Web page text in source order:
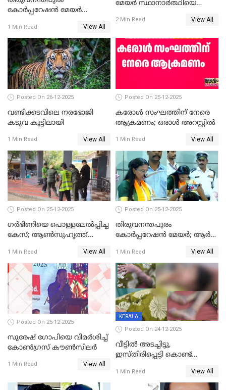
കോര്‍പ്പറേഷന്‍ മേയര്‍
ഹൈക്കോടതിയിലേക്ക്;
സത്യപ്രതിജ്ഞ ചടങ്ങില്‍
ചട്ടലംഘനമെന്ന് പാർട്ടി
1 Min Read View All
മേയർ സ്ഥാനാർത്ഥിയെ
2 Min Read View All
Posted On 26-12-2025
വണ്ടിക്കടവിലെ നരഭോജി
കടുവ കൂട്ടിലായി
1 Min Read View All
Posted On 25-12-2025
കരോള്‍ സംഘത്തിന് നേരെ
ആക്രമണം; ഒരാള്‍ അറസ്റ്റില്‍
1 Min Read View All
Posted On 25-12-2025
ഗര്‍ഭിണിയെ പൊള്ളലേല്‍പ്പിച്ച
കേസ്; ആണ്‍സുഹൃത്ത്
1 Min Read View All
Posted On 25-12-2025
തിരുവനന്തപുരം
കോര്‍പ്പറേഷന്‍ മേയർ; ആര്‍
1 Min Read View All
Posted On 25-12-2025
സുരേഷ് ഗോപിയെ വിമര്‍ശിച്ച്
കോണ്‍ഗ്രസ് കൗണ്‍സിലര്‍
1 Min Read View All
KERALA
Posted On 24-12-2025
വീട്ടിൽ അടച്ചിട്ടു,
ഇസ്തിരിപ്പെട്ടി കൊണ്ട്
ഗർഭിണിയായ യുവതിക്ക് ക്രൂര
1 Min Read View All